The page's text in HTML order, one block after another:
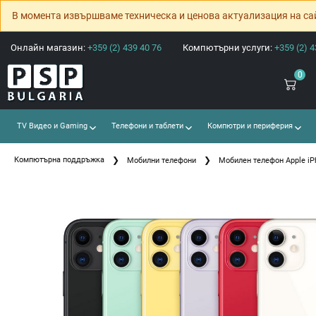
В момента извършваме техническа и ценова актуализация на
Онлайн магазин: +359 (2) 439 40 76 Компютърни услуги: +359 (2)
0
TV Видео и Gaming Телефони и таблети Компютри и периферия
Компютърна поддръжка Мобилни телефони Мобилен телефон Apple